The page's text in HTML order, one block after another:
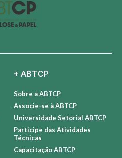
+ ABTCP
Sobre a ABTCP
Associe-se à ABTCP
Universidade Setorial ABTCP
Participe das Atividades
Técnicas
Capacitação ABTCP